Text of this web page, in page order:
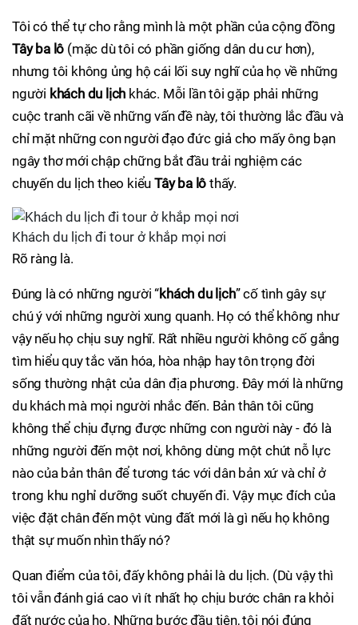
Tôi có thể tự cho rằng mình là một phần của cộng đồng
Tây ba lô (mặc dù tôi có phần giống dân du cư hơn),
nhưng tôi không ủng hộ cái lối suy nghĩ của họ về những
người khách du lịch khác. Mỗi lần tôi gặp phải những
cuộc tranh cãi về những vấn đề này, tôi thường lắc đầu và
chỉ mặt những con người đạo đức giả cho mấy ông bạn
ngây thơ mới chập chững bắt đầu trải nghiệm các
chuyến du lịch theo kiểuTây ba lô thấy.
Khách du lịch đi tour ở khắp mọi nơi
Rõ ràng là.
Đúng là có những người “khách du lịch” cố tình gây sự
chú ý với những người xung quanh. Họ có thể không như
vậy nếu họ chịu suy nghĩ. Rất nhiều người không cố gắng
tìm hiểu quy tắc văn hóa, hòa nhập hay tôn trọng đời
sống thường nhật của dân địa phương. Đây mới là những
du khách mà mọi người nhắc đến. Bản thân tôi cũng
không thể chịu đựng được những con người này - đó là
những người đến một nơi, không dùng một chút nỗ lực
nào của bản thân để tương tác với dân bản xứ và chỉ ở
trong khu nghỉ dưỡng suốt chuyến đi. Vậy mục đích của
việc đặt chân đến một vùng đất mới là gì nếu họ không
thật sự muốn nhìn thấy nó?
Quan điểm của tôi, đấy không phải là du lịch. (Dù vậy thì
tôi vẫn đánh giá cao vì ít nhất họ chịu bước chân ra khỏi
đất nước của họ. Những bước đầu tiên, tôi nói đúng